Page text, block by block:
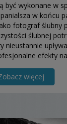
być wykonane w
w końcu
fotograf ślubny
ślubnej
nieustannie
efekty na
więcej